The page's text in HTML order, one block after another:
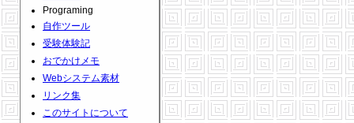
Programing
自作ツール
受験体験記
おでかけメモ
Webシステム素材
リンク集
このサイトについて